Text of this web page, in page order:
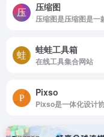
压缩图
蛙蛙工具箱
在线工具集合网站
Pixso